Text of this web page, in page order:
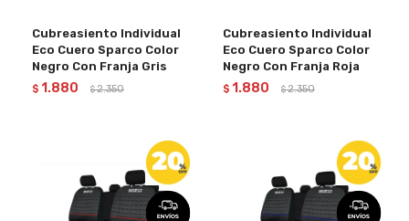
Cubreasiento Individual
Eco Cuero Sparco Color
Negro Con Franja Gris
$ 1.880 $ 2.350
Cubreasiento Individual
Eco Cuero Sparco Color
Negro Con Franja Roja
$ 1.880 $ 2.350